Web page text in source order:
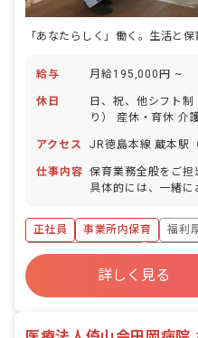
給与 月給195,000円 ~
休日
日、祝、他シフト
り） 産休・育休 介
アクセス
JR徳島本線 蔵本駅
仕事内容 保育業務全般をご担
具体的には、一緒に
お昼寝、お着替え、
します!
正社員 事業所内保育
福利
ボーナス・賞与あり
社会保
昇給昇進あり
詳しく見る